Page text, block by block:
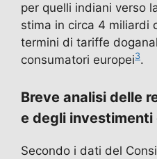
per quelli indiani verso
stima in circa 4 miliardi
termini di tariffe
consumatori europei3.
Breve analisi delle
e degli
Secondo i dati del